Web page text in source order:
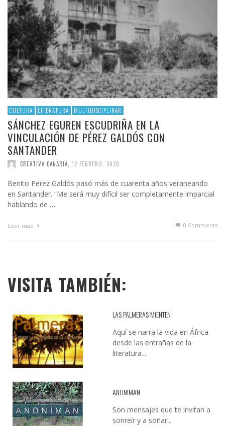
CULTURA LITERATURA MULTIDISCIPLINAR
SÁNCHEZ EGUREN ESCUDRIÑA EN LA
VINCULACIÓN DE PÉREZ GALDÓS CON
SANTANDER
CREATIVA CANARIA 12 FEBRERO, 2020
Benito Perez Galdós pasó más de cuarenta años veraneando
en Santander. “Me será muy difícil ser completamente imparcial
hablando de …
Leer más 0 Comments
VISITA TAMBIÉN:
LAS PALMERAS MIENTEN
Aquí se narra la vida en África
desde las entrañas de la
literatura...
ANONIMAN
Son mensajes que te invitan a
sonreír y a soñar...